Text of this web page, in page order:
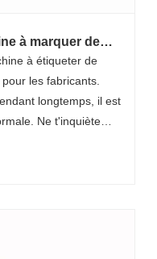
à marquer de
Chunlei
les mines"
à étiqueter de
les fabricants.
longtemps, il est
Ne t'inquiète